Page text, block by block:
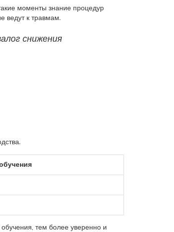
моменты знание процедур
ведут к травмам.
снижения
тем более уверенно и